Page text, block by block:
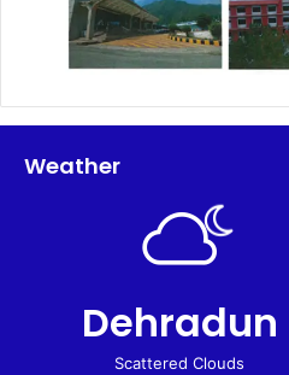
Weather
Dehradun
Scattered Clouds